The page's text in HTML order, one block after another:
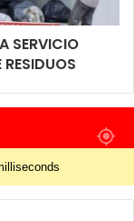
SERVICIO